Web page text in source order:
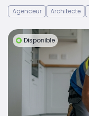
Agenceur
Architecte
Disponible